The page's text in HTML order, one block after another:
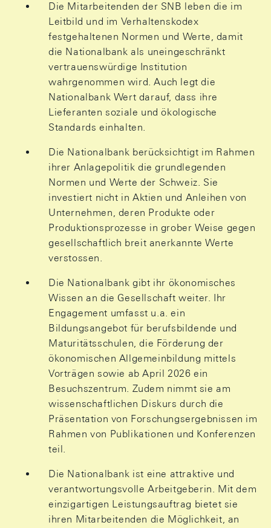
Die Mitarbeitenden der SNB leben die im
Leitbild und im Verhaltenskodex
festgehaltenen Normen und Werte, damit
die Nationalbank als uneingeschränkt
vertrauenswürdige Institution
wahrgenommen wird. Auch legt die
Nationalbank Wert darauf, dass ihre
Lieferanten soziale und ökologische
Standards einhalten.
Die Nationalbank berücksichtigt im Rahmen
ihrer Anlagepolitik die grundlegenden
Normen und Werte der Schweiz. Sie
investiert nicht in Aktien und Anleihen von
Unternehmen, deren Produkte oder
Produktionsprozesse in grober Weise gegen
gesellschaftlich breit anerkannte Werte
verstossen.
Die Nationalbank gibt ihr ökonomisches
Wissen an die Gesellschaft weiter. Ihr
Engagement umfasst u.a. ein
Bildungsangebot für berufsbildende und
Maturitätsschulen, die Förderung der
ökonomischen Allgemeinbildung mittels
Vorträgen sowie ab April 2026 ein
Besuchszentrum. Zudem nimmt sie am
wissenschaftlichen Diskurs durch die
Präsentation von Forschungsergebnissen im
Rahmen von Publikationen und Konferenzen
teil.
Die Nationalbank ist eine attraktive und
verantwortungsvolle Arbeitgeberin. Mit dem
einzigartigen Leistungsauftrag bietet sie
ihren Mitarbeitenden die Möglichkeit, an